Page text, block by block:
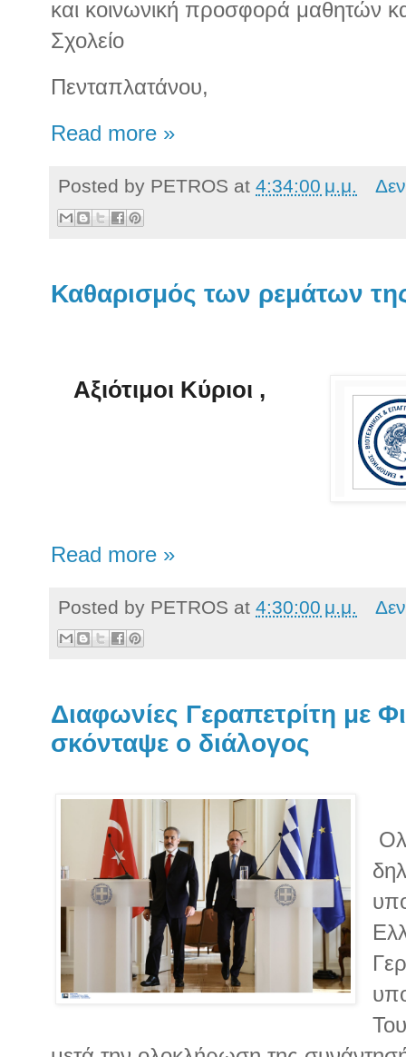
και κοινωνική προσφορά μαθητών
Σχολείο
Πενταπλατάνου,
Read more »
Posted by PETROS at 4:34:00 μ.μ.
Καθαρισμός των ρεμάτων
Αξιότιμοι Κύριοι ,
Read more »
Posted by PETROS at 4:30:00 μ.μ.
Διαφωνίες Γεραπετρίτη με
σκόνταψε ο διάλογος